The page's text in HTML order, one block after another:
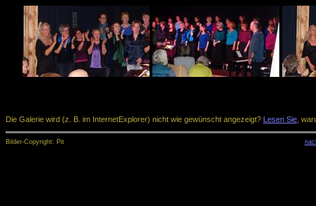
Die Galerie wird (z. B. im InternetExplorer) nicht wie gewünscht angezeigt? Lesen Sie ,
Bilder-Copyright: Pit